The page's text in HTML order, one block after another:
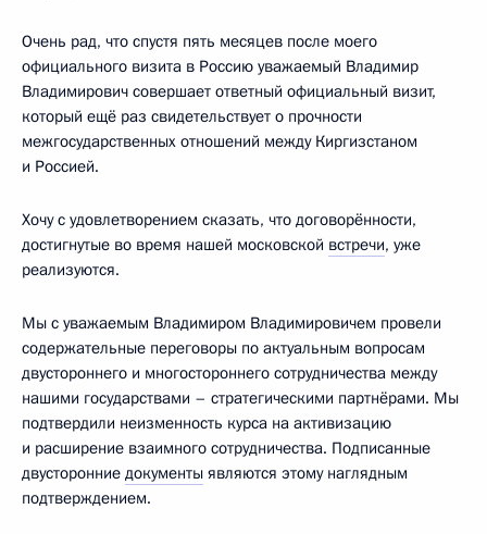
Очень рад, что спустя пять месяцев после моего
официального визита в Россию уважаемый Владимир
Владимирович совершает ответный официальный визит,
который ещё раз свидетельствует о прочности
межгосударственных отношений между Киргизстаном
и Россией.
Хочу с удовлетворением сказать, что договорённости,
достигнутые во время нашей московской встречи, уже
реализуются.
Мы с уважаемым Владимиром Владимировичем провели
содержательные переговоры по актуальным вопросам
двустороннего и многостороннего сотрудничества между
нашими государствами – стратегическими партнёрами. Мы
подтвердили неизменность курса на активизацию
и расширение взаимного сотрудничества. Подписанные
двусторонние документы являются этому наглядным
подтверждением.